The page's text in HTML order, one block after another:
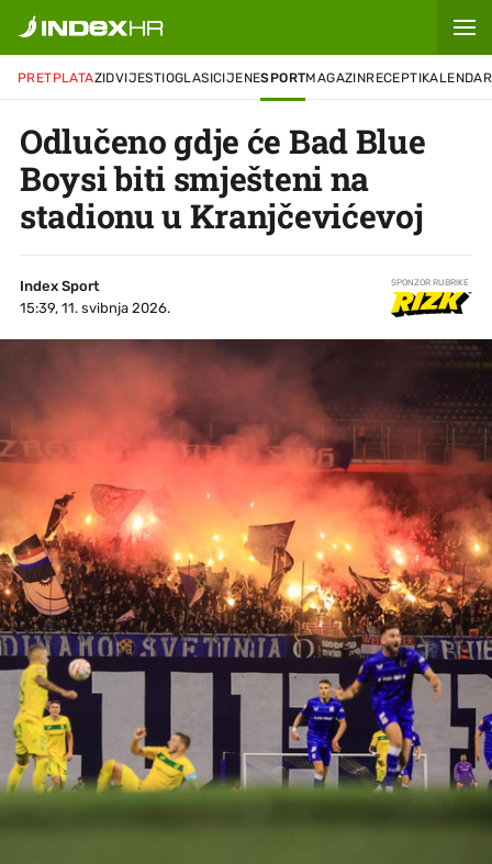
PRETPLATAZIDVIJESTIOGLASICIJENESPORTMAGAZINRECEPTIKALENDAR
Odlučeno gdje će Bad Blue
Boysi biti smješteni na
stadionu u Kranjčevićevoj
Index Sport
15:39, 11. svibnja 2026.
SPONZOR RUBRIKE